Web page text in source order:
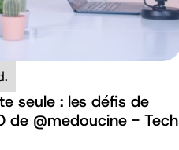
seule : les défis de
de ‪@medoucine‬ - Tech